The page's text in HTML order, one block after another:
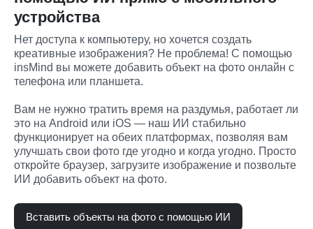
устройства
Нет доступа к компьютеру, но хочется создать
креативные изображения? Не проблема! С помощью
insMind вы можете добавить объект на фото онлайн с
телефона или планшета.
Вам не нужно тратить время на раздумья, работает ли
это на Android или iOS — наш ИИ стабильно
функционирует на обеих платформах, позволяя вам
улучшать свои фото где угодно и когда угодно. Просто
откройте браузер, загрузите изображение и позвольте
ИИ добавить объект на фото.
Вставить объекты на фото с помощью ИИ